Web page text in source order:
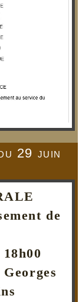
29 juin
de